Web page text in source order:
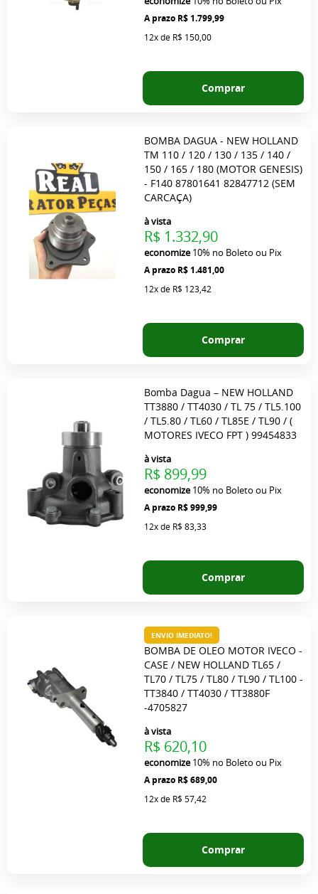
R$ 1.799,99
12xde R$ 150,00
Comprar
BOMBA DAGUA - NEW HOLLAND
TM 110 / 120 / 130 / 135 / 140 /
150 / 165 / 180 (MOTOR GENESIS)
- F140 87801641 82847712 (SEM
CARCAÇA)
R$ 1.481,00
à vista
R$ 1.332,90
economize10% no Boleto ou Pix
12xde R$ 123,42
Comprar
Bomba Dagua – NEW HOLLAND
TT3880 / TT4030 / TL 75 / TL5.100
/ TL5.80 / TL60 / TL85E / TL90 / (
MOTORES IVECO FPT ) 99454833
R$ 999,99
à vista
R$ 899,99
economize10% no Boleto ou Pix
12xde R$ 83,33
Comprar
BOMBA DE OLEO MOTOR IVECO -
CASE / NEW HOLLAND TL65 /
TL70 / TL75 / TL80 / TL90 / TL100 -
TT3840 / TT4030 / TT3880F
-4705827
R$ 689,00
à vista
R$ 620,10
economize10% no Boleto ou Pix
12xde R$ 57,42
ENVIO IMEDIATO!
Comprar